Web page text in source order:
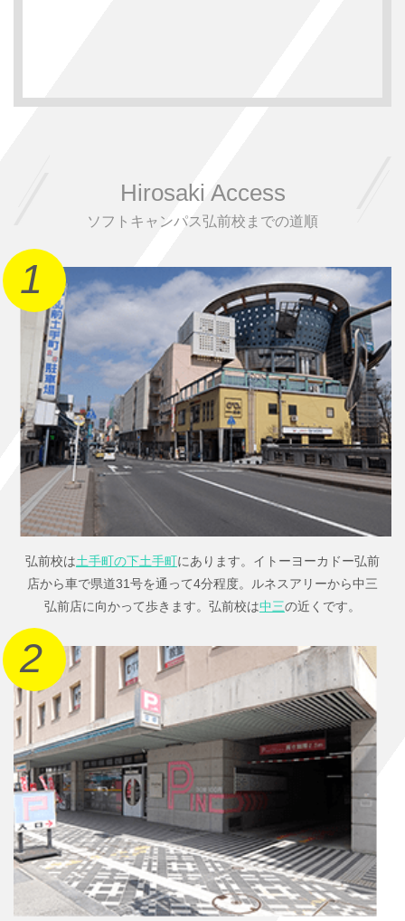
Hirosaki Access
ソフトキャンパス弘前校までの道順
1
弘前校は土手町の下土手町にあります。イトーヨーカドー弘前
店から車で県道31号を通って4分程度。ルネスアリーから中三
弘前店に向かって歩きます。弘前校は中三の近くです。
2